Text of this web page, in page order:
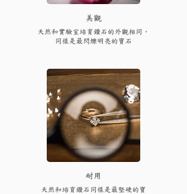
​美觀
天然和實驗室培育鑽石的外觀相同，
同樣是最閃爍明亮的寶石
耐用
天然和培育鑽石同樣是最堅硬的寶